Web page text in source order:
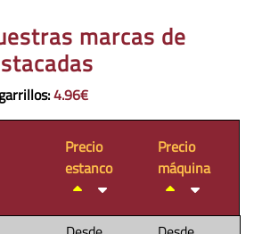
marcas de
:4.96€
Precio
estanco
Precio
máquina